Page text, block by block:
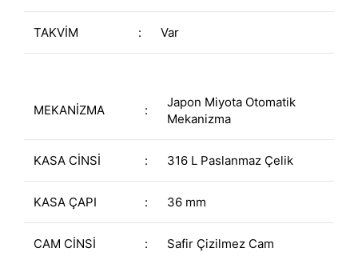
TAKVİM : Var
MEKANİZMA :
Japon Miyota Otomatik
Mekanizma
KASA CİNSİ : 316 L Paslanmaz Çelik
KASA ÇAPI : 36 mm
CAM CİNSİ : Safir Çizilmez Cam